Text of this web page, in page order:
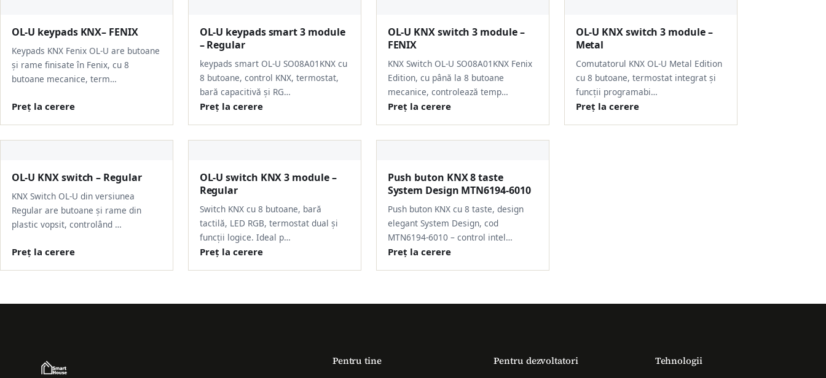
OL-U keypads KNX– FENIX
Keypads KNX Fenix OL-U are butoane
și rame finisate în Fenix, cu 8
butoane mecanice, term…
Preț la cerere
OL-U keypads smart 3 module
– Regular
keypads smart OL-U SO08A01KNX cu
8 butoane, control KNX, termostat,
bară capacitivă și RG…
Preț la cerere
OL-U KNX switch 3 module –
FENIX
KNX Switch OL-U SO08A01KNX Fenix
Edition, cu până la 8 butoane
mecanice, controlează temp…
Preț la cerere
OL-U KNX switch 3 module –
Metal
Comutatorul KNX OL-U Metal Edition
cu 8 butoane, termostat integrat și
funcții programabi…
Preț la cerere
OL-U KNX switch – Regular
KNX Switch OL-U din versiunea
Regular are butoane și rame din
plastic vopsit, controlând …
Preț la cerere
OL-U switch KNX 3 module –
Regular
Switch KNX cu 8 butoane, bară
tactilă, LED RGB, termostat dual și
funcții logice. Ideal p…
Preț la cerere
Push buton KNX 8 taste
System Design MTN6194-6010
Push buton KNX cu 8 taste, design
elegant System Design, cod
MTN6194-6010 – control intel…
Preț la cerere
Pentru tine Pentru dezvoltatori Tehnologii